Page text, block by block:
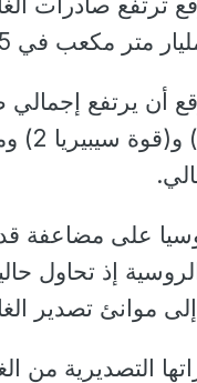
أن يرتفع
إذ تحاول
موانئ تصدير
التصديرية من